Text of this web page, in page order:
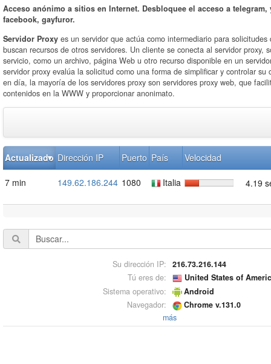
Acceso anónimo a sitios en Internet. Desbloquee el acceso a telegram,
facebook, gayfuror.
Servidor Proxy es un servidor que actúa como intermediario para
buscan recursos de otros servidores. Un cliente se conecta al servidor proxy,
servicio, como un archivo, página Web u otro recurso disponible en un
servidor proxy evalúa la solicitud como una forma de simplificar y controlar su
en día, la mayoría de los servidores proxy son servidores proxy web, que
contenidos en la WWW y proporcionar anonimato.
Actualizado Dirección IP Puerto País Velocidad
7 min 149.62.186.244 1080 Italia 4.19
Su dirección IP:
216.73.216.144
Tú eres de:
United States of
Sistema operativo:
Android
Navegador:
Chrome v.131.0
más